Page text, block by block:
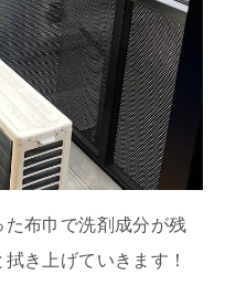
た布巾で洗剤成分が残
き上げていきます！